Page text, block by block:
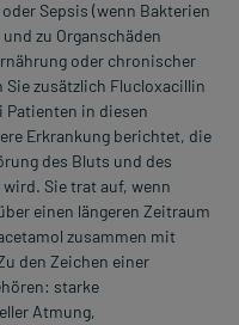
Sepsis (wenn Bakterien
zu Organschäden
oder chronischer
zusätzlich Flucloxacillin
in diesen
Erkrankung berichtet, die
des Bluts und des
Sie trat auf, wenn
einen längeren Zeitraum
zusammen mit
den Zeichen einer
starke
Atmung,